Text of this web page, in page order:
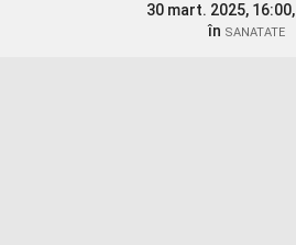
30 mart. 2025, 16:00,
în SANATATE